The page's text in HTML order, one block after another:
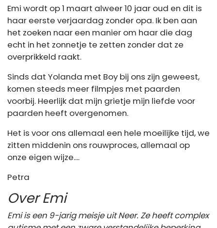
Emi wordt op 1 maart alweer 10 jaar oud en dit is
haar eerste verjaardag zonder opa. Ik ben aan
het zoeken naar een manier om haar die dag
echt in het zonnetje te zetten zonder dat ze
overprikkeld raakt.
Sinds dat Yolanda met Boy bij ons zijn geweest,
komen steeds meer filmpjes met paarden
voorbij. Heerlijk dat mijn grietje mijn liefde voor
paarden heeft overgenomen.
Het is voor ons allemaal een hele moeilijke tijd, we
zitten middenin ons rouwproces, allemaal op
onze eigen wijze....
Petra
Over Emi
Emi is een 9-jarig meisje uit Neer. Ze heeft complex